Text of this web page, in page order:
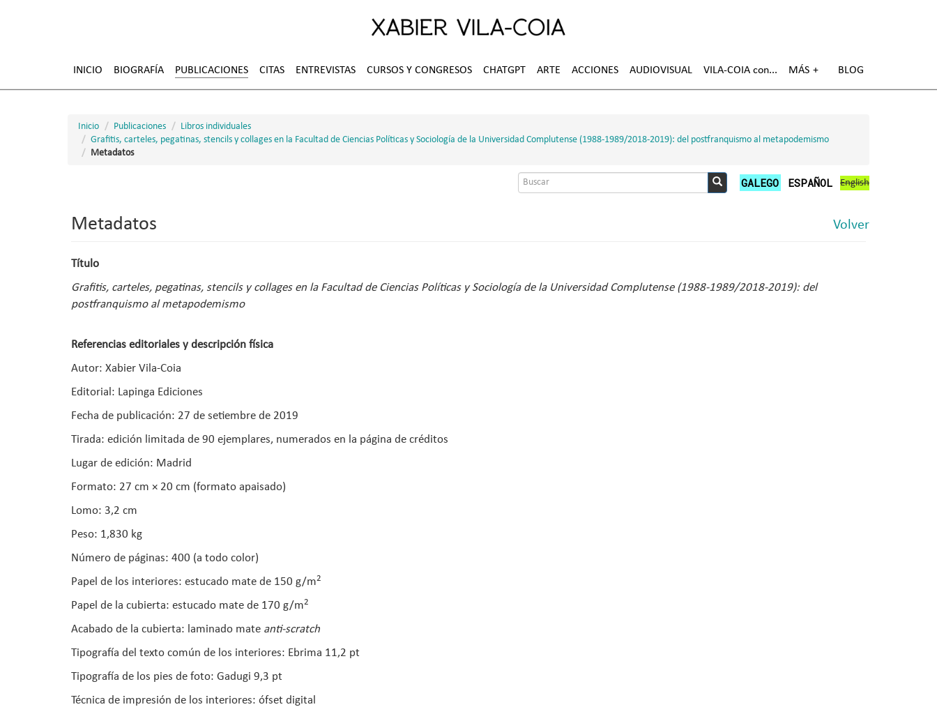
INICIO BIOGRAFÍA PUBLICACIONES CITAS ENTREVISTAS CURSOS Y CONGRESOS CHATGPT ARTE ACCIONES AUDIOVISUAL VILA-COIA con MÁS BLOG
Inicio Publicaciones
Libros individuales
Grafitis, carteles, pegatinas, stencils y collages en la Facultad de Ciencias Políticas y Sociología de la Universidad Complutense (1988-1989/2018-2019): del postfranquismo al metapodemismo
Metadatos
Formulario
GALEGO ESPAÑOL English
Metadatos Volver
Título
Grafitis, carteles, pegatinas, stencils y collages en la Facultad de Ciencias Políticas y Sociología de la Universidad Complutense (1988-1989/2018-2019): del
postfranquismo al metapodemismo
Referencias editoriales y descripción física
Autor: Xabier Vila-Coia
Editorial: Lapinga Ediciones
Fecha de publicación: 27 de setiembre de 2019
Tirada: edición limitada de 90 ejemplares, numerados en la página de créditos
Lugar de edición: Madrid
Formato: 27 cm × 20 cm (formato apaisado)
Lomo: 3,2 cm
Peso: 1,830 kg
Número de páginas: 400 (a todo color)
Papel de los interiores: estucado mate de 150 g/m2
Papel de la cubierta: estucado mate de 170 g/m2
Acabado de la cubierta: laminado mate anti-scratch
Tipografía del texto común de los interiores: Ebrima 11,2 pt
Tipografía de los pies de foto: Gadugi 9,3 pt
Técnica de impresión de los interiores: ófset digital